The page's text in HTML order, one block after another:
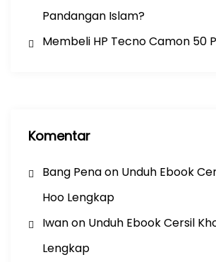
Pandangan Islam?
Membeli HP Tecno Camon 50
Komentar
Bang Penaon Unduh Ebook
Hoo Lengkap
Iwanon Unduh Ebook Cersil
Lengkap